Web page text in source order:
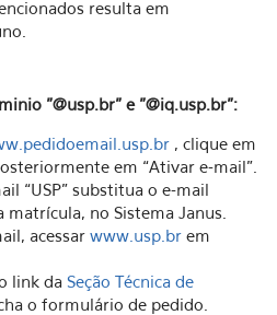
resulta em
"@usp.br" e "@iq.usp.br":
, clique em
em “Ativar e-mail”.
“USP” substitua o e-mail
no Sistema Janus.
acessar www.usp.br em
link da Seção Técnica de
o formulário de pedido.